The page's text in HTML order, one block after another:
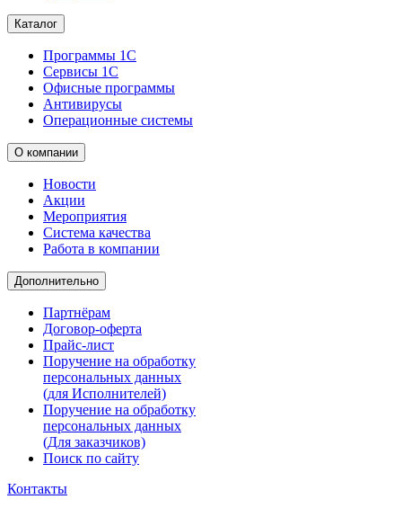
Каталог
Программы 1С
Сервисы 1С
Офисные программы
Антивирусы
Операционные системы
О компании
Новости
Акции
Мероприятия
Система качества
Работа в компании
Дополнительно
Партнёрам
Договор-оферта
Прайс-лист
Поручение на обработку
персональных данных
(для Исполнителей)
Поручение на обработку
персональных данных
(Для заказчиков)
Поиск по сайту
Контакты